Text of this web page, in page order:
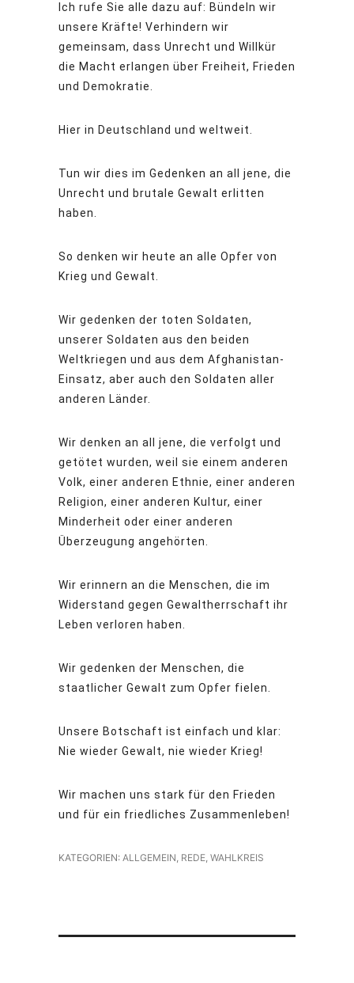
Ich rufe Sie alle dazu auf: Bündeln wir
unsere Kräfte! Verhindern wir
gemeinsam, dass Unrecht und Willkür
die Macht erlangen über Freiheit, Frieden
und Demokratie.
Hier in Deutschland und weltweit.
Tun wir dies im Gedenken an all jene, die
Unrecht und brutale Gewalt erlitten
haben.
So denken wir heute an alle Opfer von
Krieg und Gewalt.
Wir gedenken der toten Soldaten,
unserer Soldaten aus den beiden
Weltkriegen und aus dem Afghanistan-
Einsatz, aber auch den Soldaten aller
anderen Länder.
Wir denken an all jene, die verfolgt und
getötet wurden, weil sie einem anderen
Volk, einer anderen Ethnie, einer anderen
Religion, einer anderen Kultur, einer
Minderheit oder einer anderen
Überzeugung angehörten.
Wir erinnern an die Menschen, die im
Widerstand gegen Gewaltherrschaft ihr
Leben verloren haben.
Wir gedenken der Menschen, die
staatlicher Gewalt zum Opfer fielen.
Unsere Botschaft ist einfach und klar:
Nie wieder Gewalt, nie wieder Krieg!
Wir machen uns stark für den Frieden
und für ein friedliches Zusammenleben!
KATEGORIEN: ALLGEMEIN, REDE, WAHLKREIS